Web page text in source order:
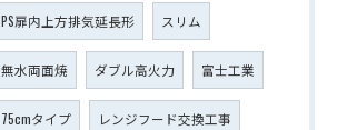
PS扉内上方排気延長形 スリム
無水両面焼 ダブル高火力 富士工業
75cmタイプ レンジフード交換工事